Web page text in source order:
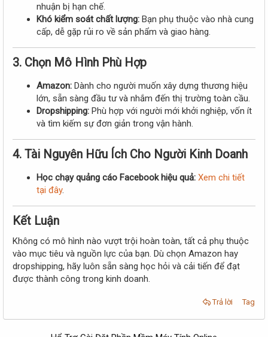
nhuận bị hạn chế.
Khó kiểm soát chất lượng: Bạn phụ thuộc vào nhà cung
cấp, dễ gặp rủi ro về sản phẩm và giao hàng.
3. Chọn Mô Hình Phù Hợp
Amazon: Dành cho người muốn xây dựng thương hiệu
lớn, sẵn sàng đầu tư và nhắm đến thị trường toàn cầu.
Dropshipping: Phù hợp với người mới khởi nghiệp, vốn ít
và tìm kiếm sự đơn giản trong vận hành.
4. Tài Nguyên Hữu Ích Cho Người Kinh Doanh
Học chạy quảng cáo Facebook hiệu quả: Xem chi tiết
tại đây.
Kết Luận
Không có mô hình nào vượt trội hoàn toàn, tất cả phụ thuộc
vào mục tiêu và nguồn lực của bạn. Dù chọn Amazon hay
dropshipping, hãy luôn sẵn sàng học hỏi và cải tiến để đạt
được thành công trong kinh doanh.
Trả lời Tag